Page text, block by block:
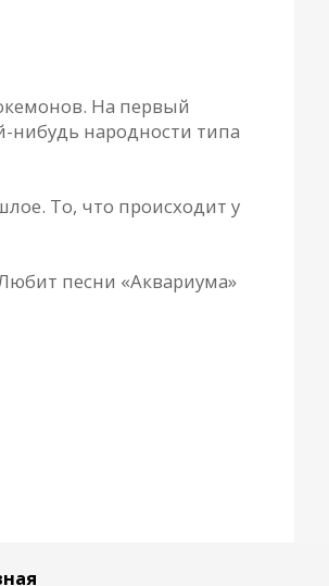
На первый
нибудь народности типа
То, что происходит у
песни «Аквариума»